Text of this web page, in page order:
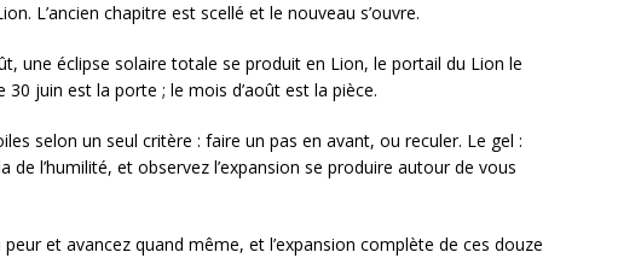
L’ancien chapitre est scellé et le nouveau s’ouvre.
une éclipse solaire totale se produit en Lion, le portail du Lion le
30 juin est la porte ; le mois d’août est la pièce.
selon un seul critère : faire un pas en avant, ou reculer. Le gel :
l’humilité, et observez l’expansion se produire autour de vous
et avancez quand même, et l’expansion complète de ces douze